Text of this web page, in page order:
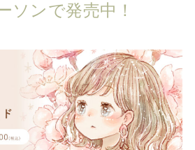
ソンで発売中！